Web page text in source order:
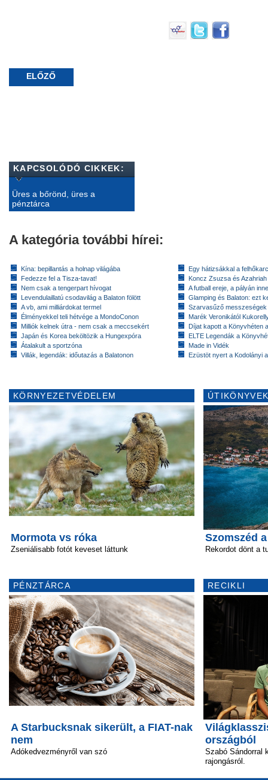
ELŐZŐ
KAPCSOLÓDÓ CIKKEK:
Üres a bőrönd, üres a
pénztárca
A kategória további hírei:
Kína: bepillantás a holnap világába
Fedezze fel a Tisza-tavat!
Nem csak a tengerpart hívogat
Levendulaillatú csodavilág a Balaton fölött
A vb, ami milliárdokat termel
Élményekkel teli hétvége a MondoConon
Milliók kelnek útra - nem csak a meccsekért
Japán és Korea beköltözik a Hungexpóra
Átalakult a sportzóna
Villák, legendák: időutazás a Balatonon
Egy hátizsákkal a
Koncz Zsuzsa és
A futball ereje, a pályán
Glamping és Balaton: ezt
Szarvasűző messzeségek
Marék Veronikától
Díjat kapott a Könyvhéten
ELTE Legendák a
Made in Vidék
Ezüstöt nyert a Kodolányi
KÖRNYEZETVÉDELEM
Mormota vs róka
Zseniálisabb fotót keveset láttunk
PÉNZTÁRCA
A Starbucksnak sikerült, a FIAT-nak
nem
Adókedvezményről van szó
Szomszéd
Rekordot dönt a
RECIKLI
országból
Szabó Sándorral
rajongásról.